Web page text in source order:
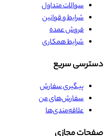
سوالات متداول
شرایط و قوانین
فروش عمده
شرایط همکاری
دسترسی سریع
پیگیری سفارش
سفارش‌های من
علاقه‌مندی‌ها